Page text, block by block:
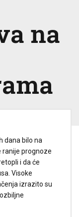
na
dana bilo na
ranije prognoze
i da će
Visoke
izrazito su